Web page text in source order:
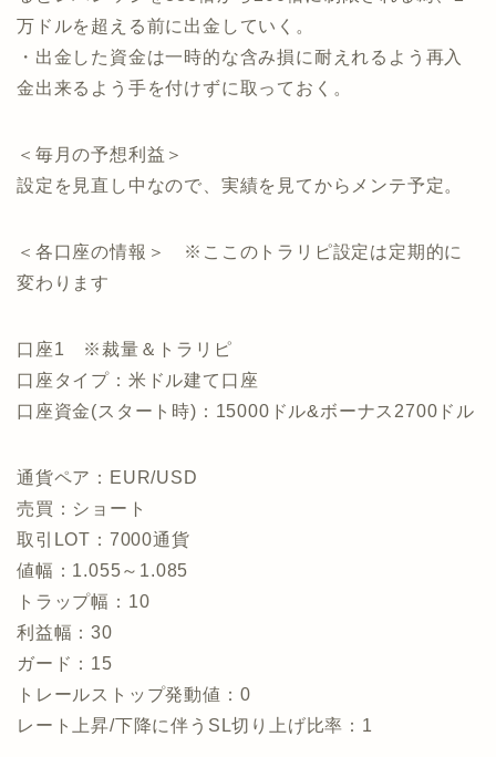
万ドルを超える前に出金していく。
・出金した資金は一時的な含み損に耐えれるよう再入
金出来るよう手を付けずに取っておく。
＜毎月の予想利益＞
設定を見直し中なので、実績を見てからメンテ予定。
＜各口座の情報＞ ※ここのトラリピ設定は定期的に
変わります
口座1 ※裁量＆トラリピ
口座タイプ：米ドル建て口座
口座資金(スタート時)：15000ドル&ボーナス2700ドル
通貨ペア：EUR/USD
売買：ショート
取引LOT：7000通貨
値幅：1.055～1.085
トラップ幅：10
利益幅：30
ガード：15
トレールストップ発動値：0
レート上昇/下降に伴うSL切り上げ比率：1